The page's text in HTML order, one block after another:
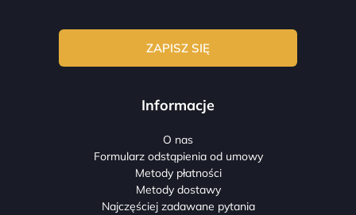
Informacje
O nas
Formularz odstąpienia od umowy
Metody płatności
Metody dostawy
Najczęściej zadawane pytania